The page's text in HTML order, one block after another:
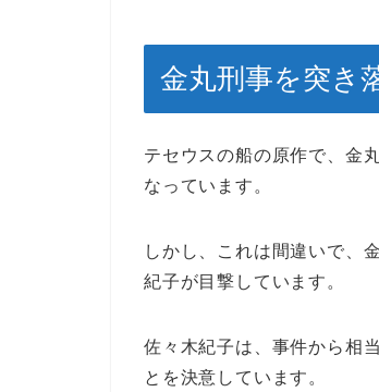
金丸刑事を突き
テセウスの船の原作で、金
なっています。
しかし、これは間違いで、
紀子が目撃しています。
佐々木紀子は、事件から相
とを決意しています。